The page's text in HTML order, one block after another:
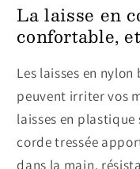
La laisse en
confortable,
Les laisses en
peuvent irriter vos
laisses en
corde tressée
dans la main,